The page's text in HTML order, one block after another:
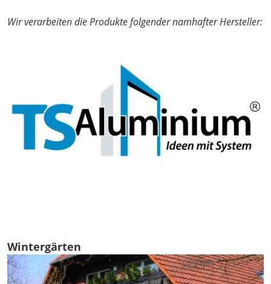
Wir verarbeiten die Produkte folgender namhafter Hersteller:
Wintergärten